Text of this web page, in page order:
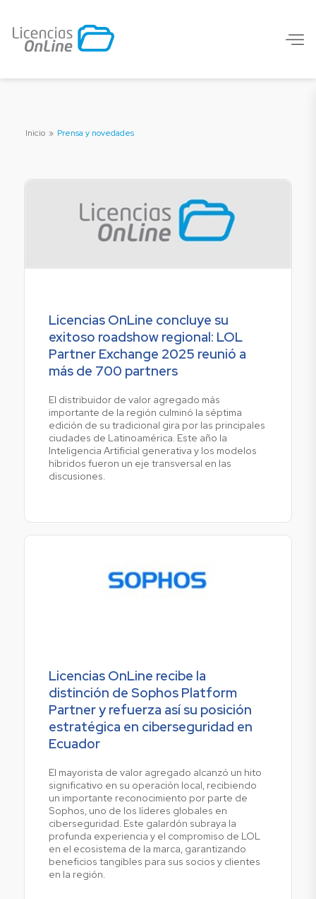
Inicio » Prensa y novedades
Licencias OnLine concluye su
exitoso roadshow regional: LOL
Partner Exchange 2025 reunió a
más de 700 partners
El distribuidor de valor agregado más
importante de la región culminó la séptima
edición de su tradicional gira por las principales
ciudades de Latinoamérica. Este año la
Inteligencia Artificial generativa y los modelos
híbridos fueron un eje transversal en las
discusiones.
Licencias OnLine recibe la
distinción de Sophos Platform
Partner y refuerza así su posición
estratégica en ciberseguridad en
Ecuador
El mayorista de valor agregado alcanzó un hito
significativo en su operación local, recibiendo
un importante reconocimiento por parte de
Sophos, uno de los líderes globales en
ciberseguridad. Este galardón subraya la
profunda experiencia y el compromiso de LOL
en el ecosistema de la marca, garantizando
beneficios tangibles para sus socios y clientes
en la región.